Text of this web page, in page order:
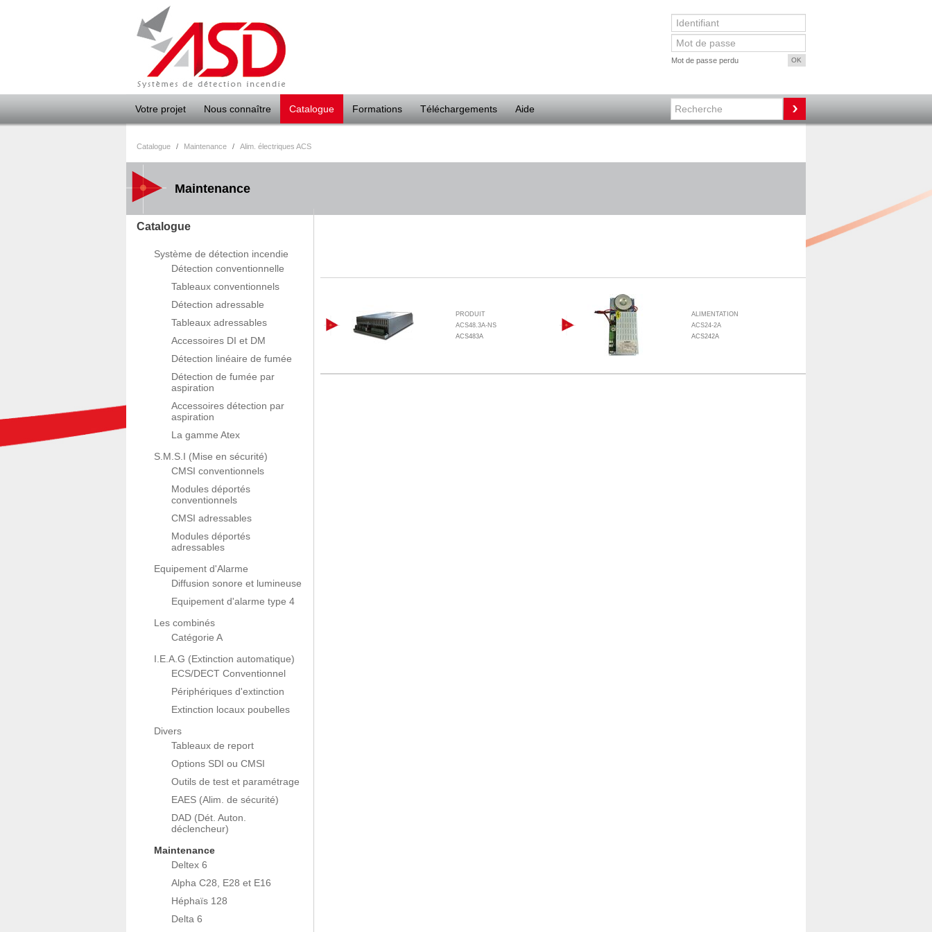
Mot de passe perdu
Votre projet Nous connaître Catalogue Formations Téléchargements Aide
Catalogue
Système de détection incendie
Détection conventionnelle
Tableaux conventionnels
Détection adressable
Tableaux adressables
Accessoires DI et DM
Détection linéaire de fumée
Détection de fumée par
aspiration
Accessoires détection par
aspiration
La gamme Atex
S.M.S.I (Mise en sécurité)
CMSI conventionnels
Modules déportés
conventionnels
CMSI adressables
Modules déportés
adressables
Equipement d'Alarme
Diffusion sonore et lumineuse
Equipement d'alarme type 4
Les combinés
Catégorie A
I.E.A.G (Extinction automatique)
ECS/DECT Conventionnel
Périphériques d'extinction
Extinction locaux poubelles
Divers
Tableaux de report
Options SDI ou CMSI
Outils de test et paramétrage
EAES (Alim. de sécurité)
DAD (Dét. Auton.
déclencheur)
Maintenance
Deltex 6
Alpha C28, E28 et E16
Héphaïs 128
Delta 6
Catalogue / Maintenance / Alim. électriques ACS
Maintenance
PRODUIT
ACS48.3A-NS
ACS483A
ALIMENTATION
ACS24-2A
ACS242A